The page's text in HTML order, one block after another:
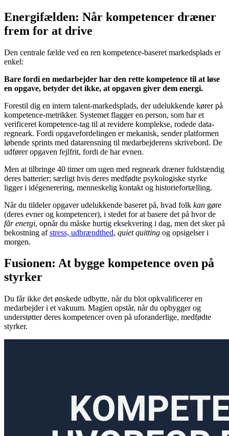
Energifælden: Når kompetencer dræner
frem for at drive
Den centrale fælde ved en ren kompetence-baseret markedsplads er
enkel:
Bare fordi en medarbejder har den rette kompetence til at løse
en opgave, betyder det ikke, at opgaven giver dem energi.
Forestil dig en intern talent-markedsplads, der udelukkende kører på
kompetence-metrikker. Systemet flagger en person, som har et
verificeret kompetence-tag til at revidere komplekse, rodede data-
regneark. Fordi opgavefordelingen er mekanisk, sender platformen
løbende sprints med datarensning til medarbejderens skrivebord. De
udfører opgaven fejlfrit, fordi de har evnen.
Men at tilbringe 40 timer om ugen med regneark dræner fuldstændig
deres batterier; særligt hvis deres medfødte psykologiske styrke
ligger i idégenerering, menneskelig kontakt og historiefortælling.
Når du tildeler opgaver udelukkende baseret på, hvad folk kan gøre
(deres evner og kompetencer), i stedet for at basere det på hvor de
får energi, opnår du måske hurtig eksekvering i dag, men det sker på
bekostning afstress, udbrændthed, quiet quitting og opsigelser i
morgen.
Fusionen: At bygge kompetence oven på
styrker
Du får ikke det ønskede udbytte, når du blot opkvalificerer en
medarbejder i et vakuum. Magien opstår, når du opbygger og
understøtter deres kompetencer oven på uforanderlige, medfødte
styrker.